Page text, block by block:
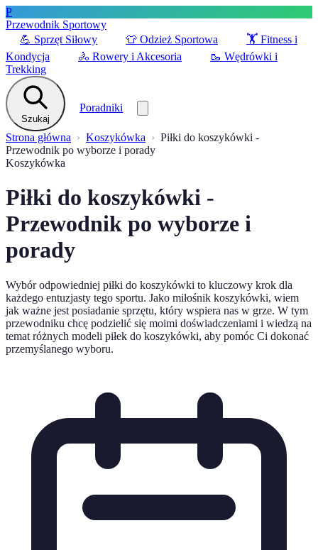
P
Przewodnik Sportowy
💪 Sprzęt Siłowy 👕 Odzież Sportowa 🏋️ Fitness i
Kondycja
🚴 Rowery i Akcesoria 🥾 Wędrówki i
Trekking
Szukaj
Poradniki
Strona główna Koszykówka
Piłki do koszykówki -
Przewodnik po wyborze i porady
Koszykówka
Piłki do koszykówki -
Przewodnik po wyborze i
porady
Wybór odpowiedniej piłki do koszykówki to kluczowy krok dla
każdego entuzjasty tego sportu. Jako miłośnik koszykówki, wiem
jak ważne jest posiadanie sprzętu, który wspiera nas w grze. W tym
przewodniku chcę podzielić się moimi doświadczeniami i wiedzą na
temat różnych modeli piłek do koszykówki, aby pomóc Ci dokonać
przemyślanego wyboru.